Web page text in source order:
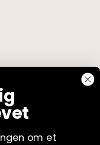
om et